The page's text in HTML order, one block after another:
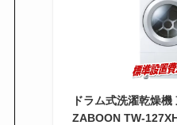
ドラム式洗濯乾燥
ZABOON TW-